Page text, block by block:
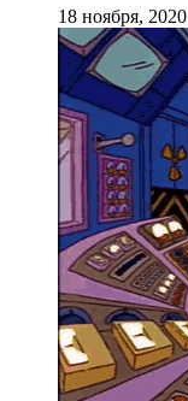
18 ноября, 2020